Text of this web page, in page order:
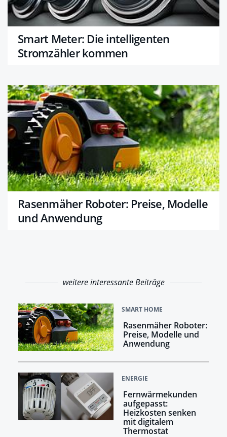
Smart Meter: Die intelligenten
Stromzähler kommen
Rasenmäher Roboter: Preise, Modelle
und Anwendung
weitere interessante Beiträge
SMART HOME
Rasenmäher Roboter:
Preise, Modelle und
Anwendung
ENERGIE
Fernwärmekunden
aufgepasst:
Heizkosten senken
mit digitalem
Thermostat